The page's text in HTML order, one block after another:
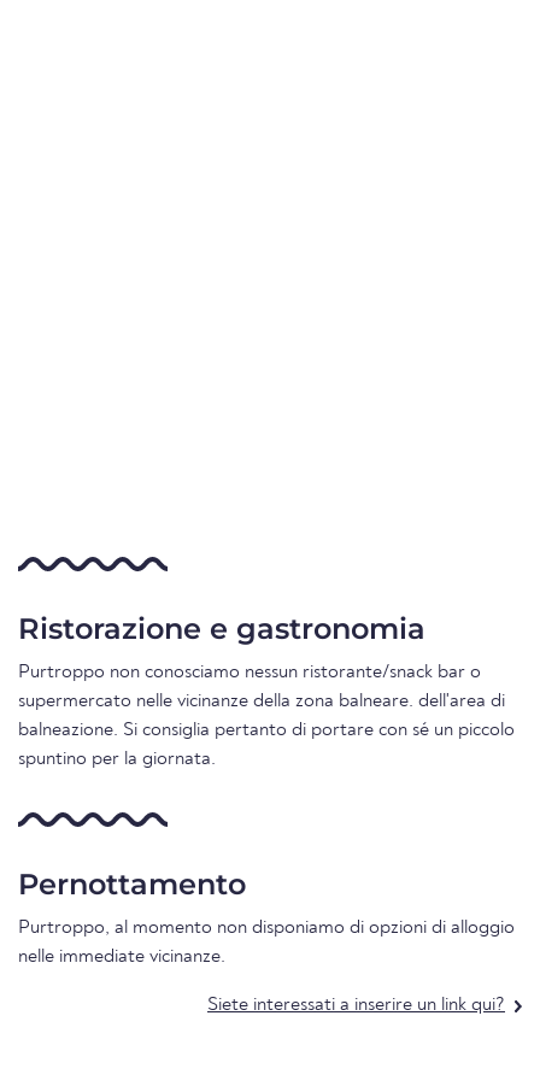
Ristorazione e gastronomia
Purtroppo non conosciamo nessun ristorante/snack bar o
supermercato nelle vicinanze della zona balneare. dell'area di
balneazione. Si consiglia pertanto di portare con sé un piccolo
spuntino per la giornata.
Pernottamento
Purtroppo, al momento non disponiamo di opzioni di alloggio
nelle immediate vicinanze.
Siete interessati a inserire un link qui?